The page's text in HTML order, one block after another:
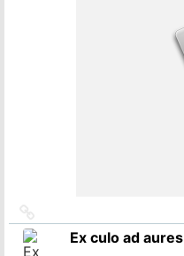
на
источникEx culo ad aures